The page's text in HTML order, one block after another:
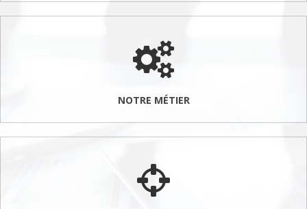
NOTRE MÉTIER